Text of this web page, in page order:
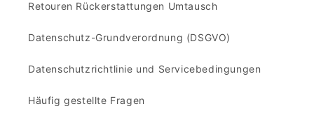
Retouren Rückerstattungen Umtausch
Datenschutz-Grundverordnung (DSGVO)
Datenschutzrichtlinie und Servicebedingungen
Häufig gestellte Fragen